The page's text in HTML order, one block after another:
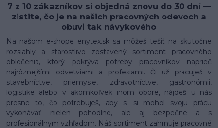
7 z 10 zákazníkov si objedná znovu do 30 dní —
zistite, čo je na našich pracovných odevoch a
obuvi tak návykového
Na našom e-shope enytex.sk sa môžeš tešiť na skutočne
rozsiahly a starostlivo zostavený sortiment pracovného
oblečenia, ktorý pokrýva potreby pracovníkov naprieč
najrôznejšími odvetviami a profesiami. Či už pracuješ v
stavebníctve, priemysle, zdravotníctve, gastronómii,
logistike alebo v akomkoľvek inom obore, nájdeš u nás
presne to, čo potrebuješ, aby si si mohol svoju prácu
vykonávať nielen pohodlne, ale aj bezpečne a s
profesionálnym vzhľadom. Náš sortiment zahrnuje pracovné